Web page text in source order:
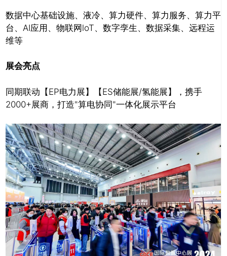
数据中心基础设施、液冷、算力硬件、算力服务、算力平
台、AI应用、物联网loT、数字孪生、数据采集、远程运
维等
展会亮点
同期联动【EP电力展】【ES储能展/氢能展】，携手
2000+展商，打造"算电协同"一体化展示平台
关闭